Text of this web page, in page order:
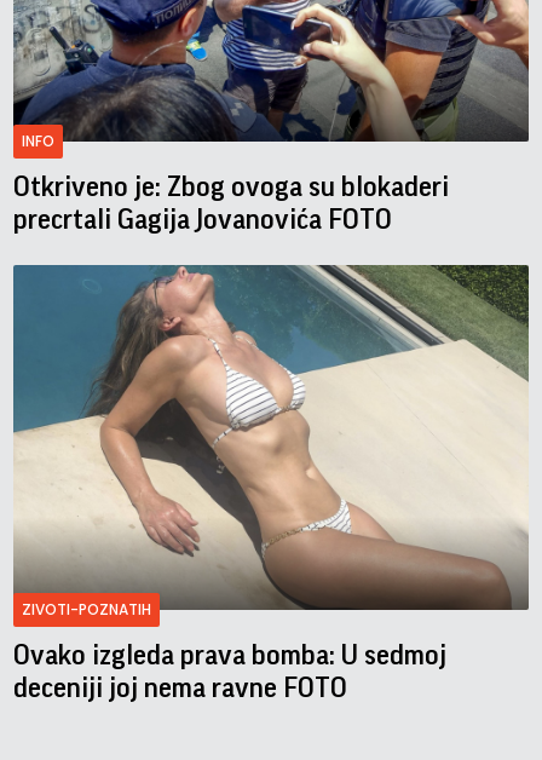
INFO
Otkriveno je: Zbog ovoga su blokaderi
precrtali Gagija Jovanovića FOTO
ZIVOTI-POZNATIH
Ovako izgleda prava bomba: U sedmoj
deceniji joj nema ravne FOTO